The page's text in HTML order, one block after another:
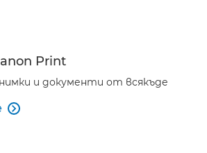
Print
и документи от всякъде
